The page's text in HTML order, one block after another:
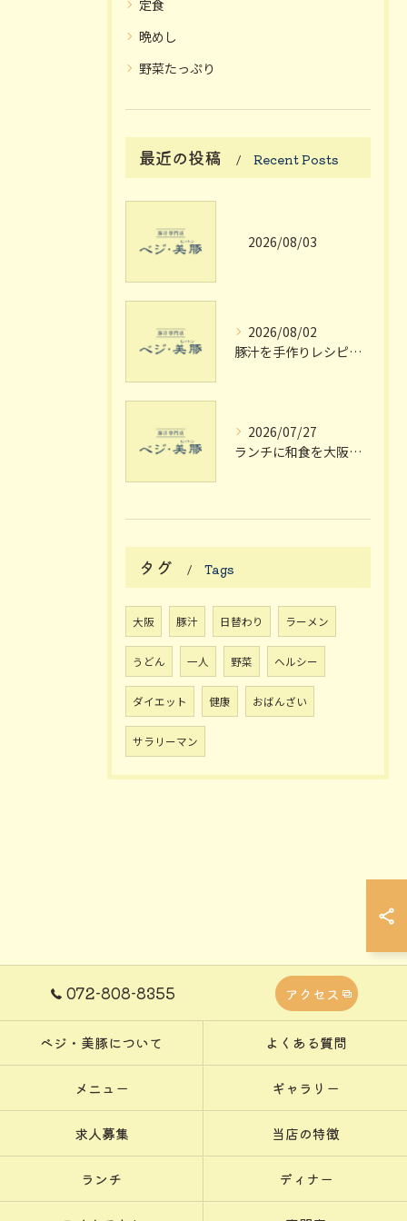
定食
晩めし
野菜たっぷり
最近の投稿 Recent Posts
2026/08/03
2026/08/02
豚汁を手作りレシピで極める大阪府枚方市宗谷流の失敗しない家庭の味
2026/07/27
ランチに和食を大阪府枚方市で楽しむ個室や駅近のおしゃれスポット完全ガイド
タグ Tags
大阪 豚汁 日替わり ラーメン
うどん 一人 野菜 ヘルシー
ダイエット 健康 おばんざい
サラリーマン
072-808-8355 アクセス
ベジ・美豚について よくある質問
メニュー ギャラリー
求人募集 当店の特徴
ランチ ディナー